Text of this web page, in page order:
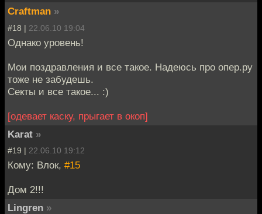
Craftman »
#18 | 22.06.10 19:04
Однако уровень!
Мои поздравления и все такое. Надеюсь про опер.ру
тоже не забудешь.
Секты и все такое... :)
[одевает каску, прыгает в окоп]
Karat »
#19 | 22.06.10 19:12
Кому: Влок, #15
Дом 2!!!
Lingren »